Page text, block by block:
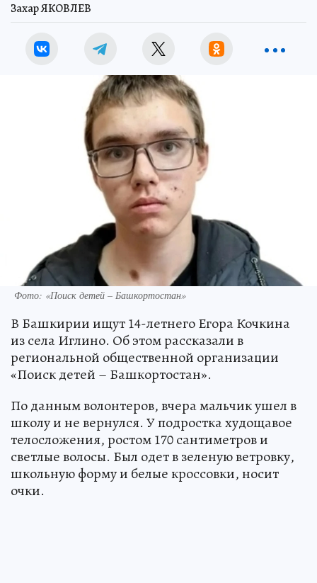
Захар ЯКОВЛЕВ
Фото: «Поиск детей – Башкортостан»
В Башкирии ищут 14-летнего Егора Кочкина
из села Иглино. Об этом рассказали в
региональной общественной организации
«Поиск детей – Башкортостан».
По данным волонтеров, вчера мальчик ушел в
школу и не вернулся. У подростка худощавое
телосложения, ростом 170 сантиметров и
светлые волосы. Был одет в зеленую ветровку,
школьную форму и белые кроссовки, носит
очки.